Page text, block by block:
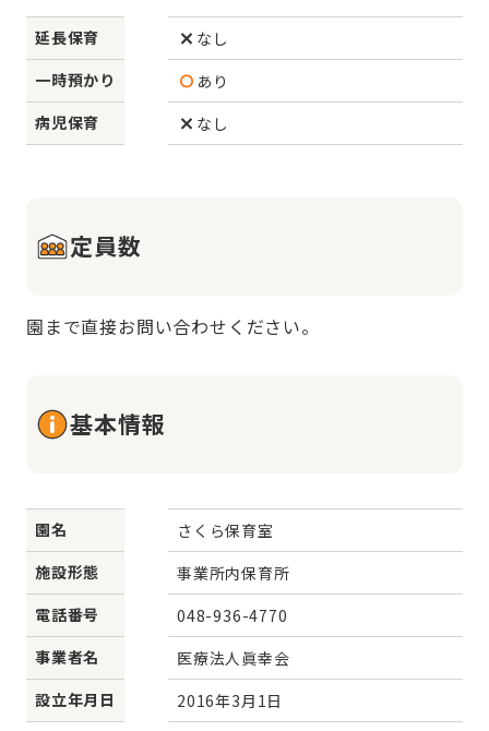
延長保育
なし
一時預かり
あり
病児保育
なし
定員数
園まで直接お問い合わせください。
基本情報
園名
さくら保育室
施設形態
事業所内保育所
電話番号
048-936-4770
事業者名
医療法人眞幸会
設立年月日
2016年3月1日